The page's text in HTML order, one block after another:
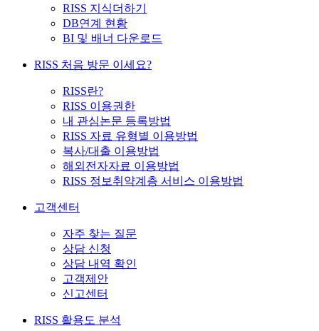
RISS 지식더하기
DB연계 현황
BI 및 배너 다운로드
RISS 처음 방문 이세요?
RISS란?
RISS 이용권한
내 관심논문 등록방법
RISS 자료 유형별 이용방법
복사/대출 이용방법
해외전자자료 이용방법
RISS 정보취약계층 서비스 이용방법
고객센터
자주 찾는 질문
상담 신청
상담 내역 확인
고객제안
신고센터
RISS 활용도 분석